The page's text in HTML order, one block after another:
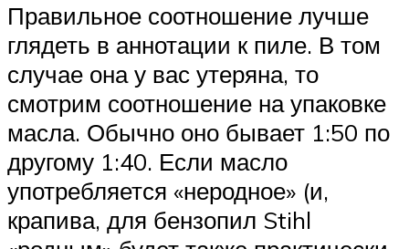
Правильное соотношение лучше
глядеть в аннотации к пиле. В том
случае она у вас утеряна, то
смотрим соотношение на упаковке
масла. Обычно оно бывает 1:50 по
другому 1:40. Если масло
употребляется «неродное» (и,
крапива, для бензопил Stihl